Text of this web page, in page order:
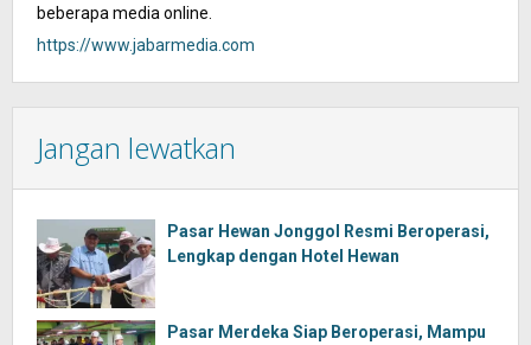
beberapa media online.
https://www.jabarmedia.com
Jangan lewatkan
Pasar Hewan Jonggol Resmi Beroperasi,
Lengkap dengan Hotel Hewan
Pasar Merdeka Siap Beroperasi, Mampu